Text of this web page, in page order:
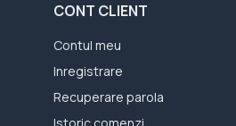
CONT CLIENT
Contul meu
Inregistrare
Recuperare parola